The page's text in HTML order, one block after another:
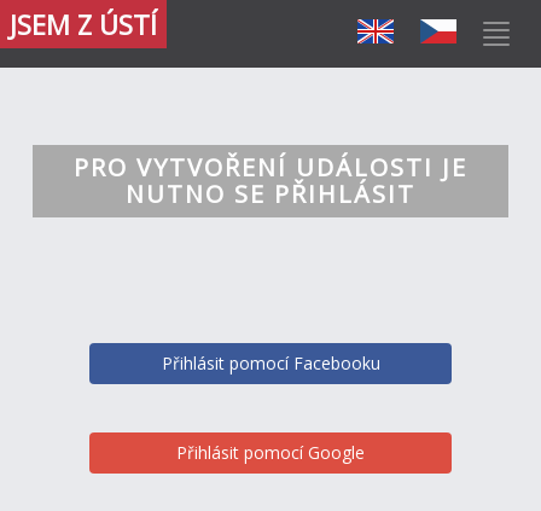
JSEM Z ÚSTÍ
PRO VYTVOŘENÍ UDÁLOSTI JE
NUTNO SE PŘIHLÁSIT
Přihlásit pomocí Facebooku
Přihlásit pomocí Google